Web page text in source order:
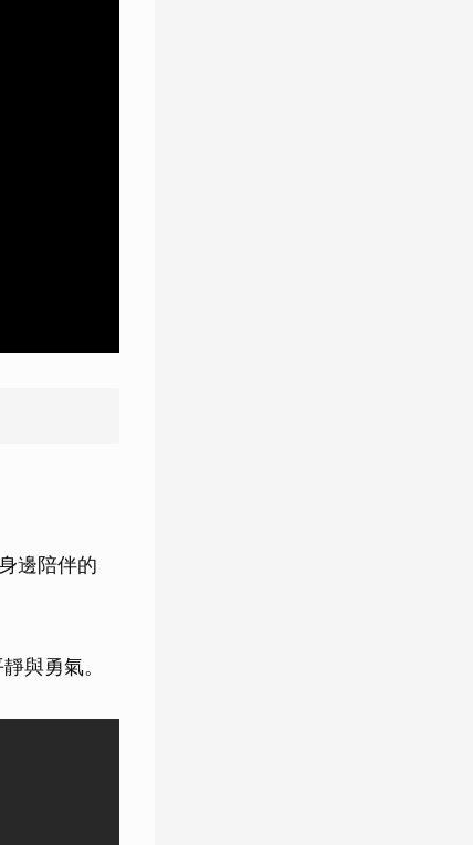
邊陪伴的
與勇氣。